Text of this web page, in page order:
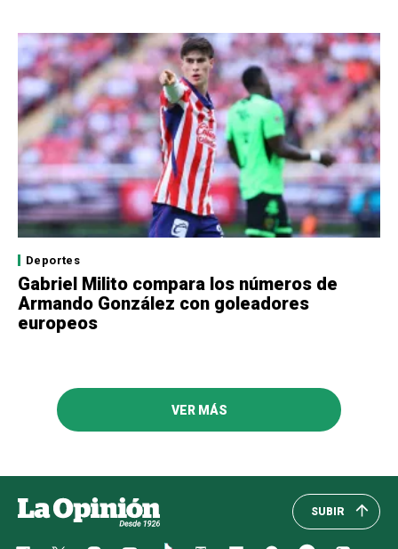
Deportes
Gabriel Milito compara los números de
Armando González con goleadores
europeos
VER MÁS
SUBIR